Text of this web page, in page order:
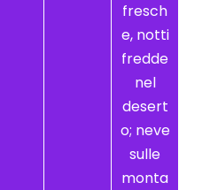
fresch
e, notti
fredde
nel
desert
o; neve
sulle
monta